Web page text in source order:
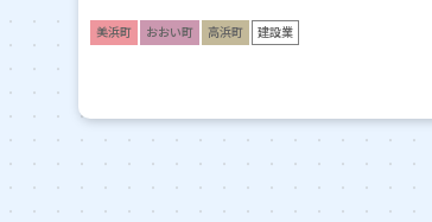
美浜町 おおい町 高浜町 建設業